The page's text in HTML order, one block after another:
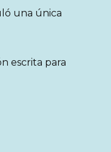
una única
escrita para